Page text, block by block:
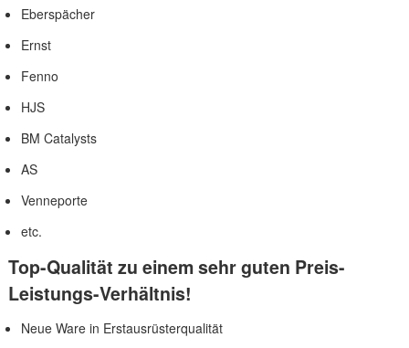
Eberspächer
Ernst
Fenno
HJS
BM Catalysts
AS
Venneporte
etc.
Top-Qualität zu einem sehr guten Preis-
Leistungs-Verhältnis!
Neue Ware in Erstausrüsterqualität